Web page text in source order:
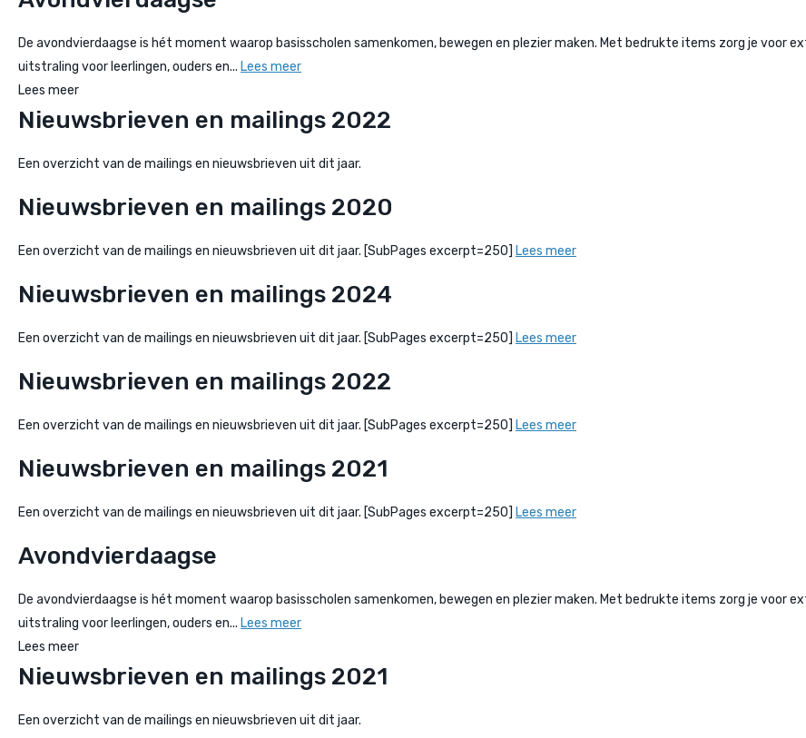
De avondvierdaagse is hét moment waarop basisscholen samenkomen, bewegen en plezier maken. Met bedrukte items zorg je voor
uitstraling voor leerlingen, ouders en... Lees meer
Lees meer
Nieuwsbrieven en mailings 2022
Een overzicht van de mailings en nieuwsbrieven uit dit jaar.
Nieuwsbrieven en mailings 2020
Een overzicht van de mailings en nieuwsbrieven uit dit jaar. [SubPages excerpt=250] Lees meer
Nieuwsbrieven en mailings 2024
Een overzicht van de mailings en nieuwsbrieven uit dit jaar. [SubPages excerpt=250] Lees meer
Nieuwsbrieven en mailings 2022
Een overzicht van de mailings en nieuwsbrieven uit dit jaar. [SubPages excerpt=250] Lees meer
Nieuwsbrieven en mailings 2021
Een overzicht van de mailings en nieuwsbrieven uit dit jaar. [SubPages excerpt=250] Lees meer
Avondvierdaagse
De avondvierdaagse is hét moment waarop basisscholen samenkomen, bewegen en plezier maken. Met bedrukte items zorg je voor
uitstraling voor leerlingen, ouders en... Lees meer
Lees meer
Nieuwsbrieven en mailings 2021
Een overzicht van de mailings en nieuwsbrieven uit dit jaar.